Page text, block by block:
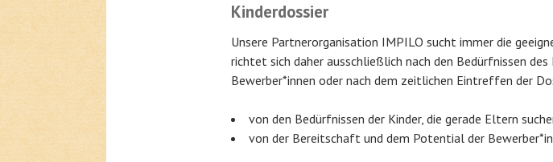
Kinderdossier
Unsere Partnerorganisation IMPILO sucht immer die
richtet sich daher ausschließlich nach den Bedürfnissen
Bewerber*innen oder nach dem zeitlichen Eintreffen der
von den Bedürfnissen der Kinder, die gerade Eltern
von der Bereitschaft und dem Potential der